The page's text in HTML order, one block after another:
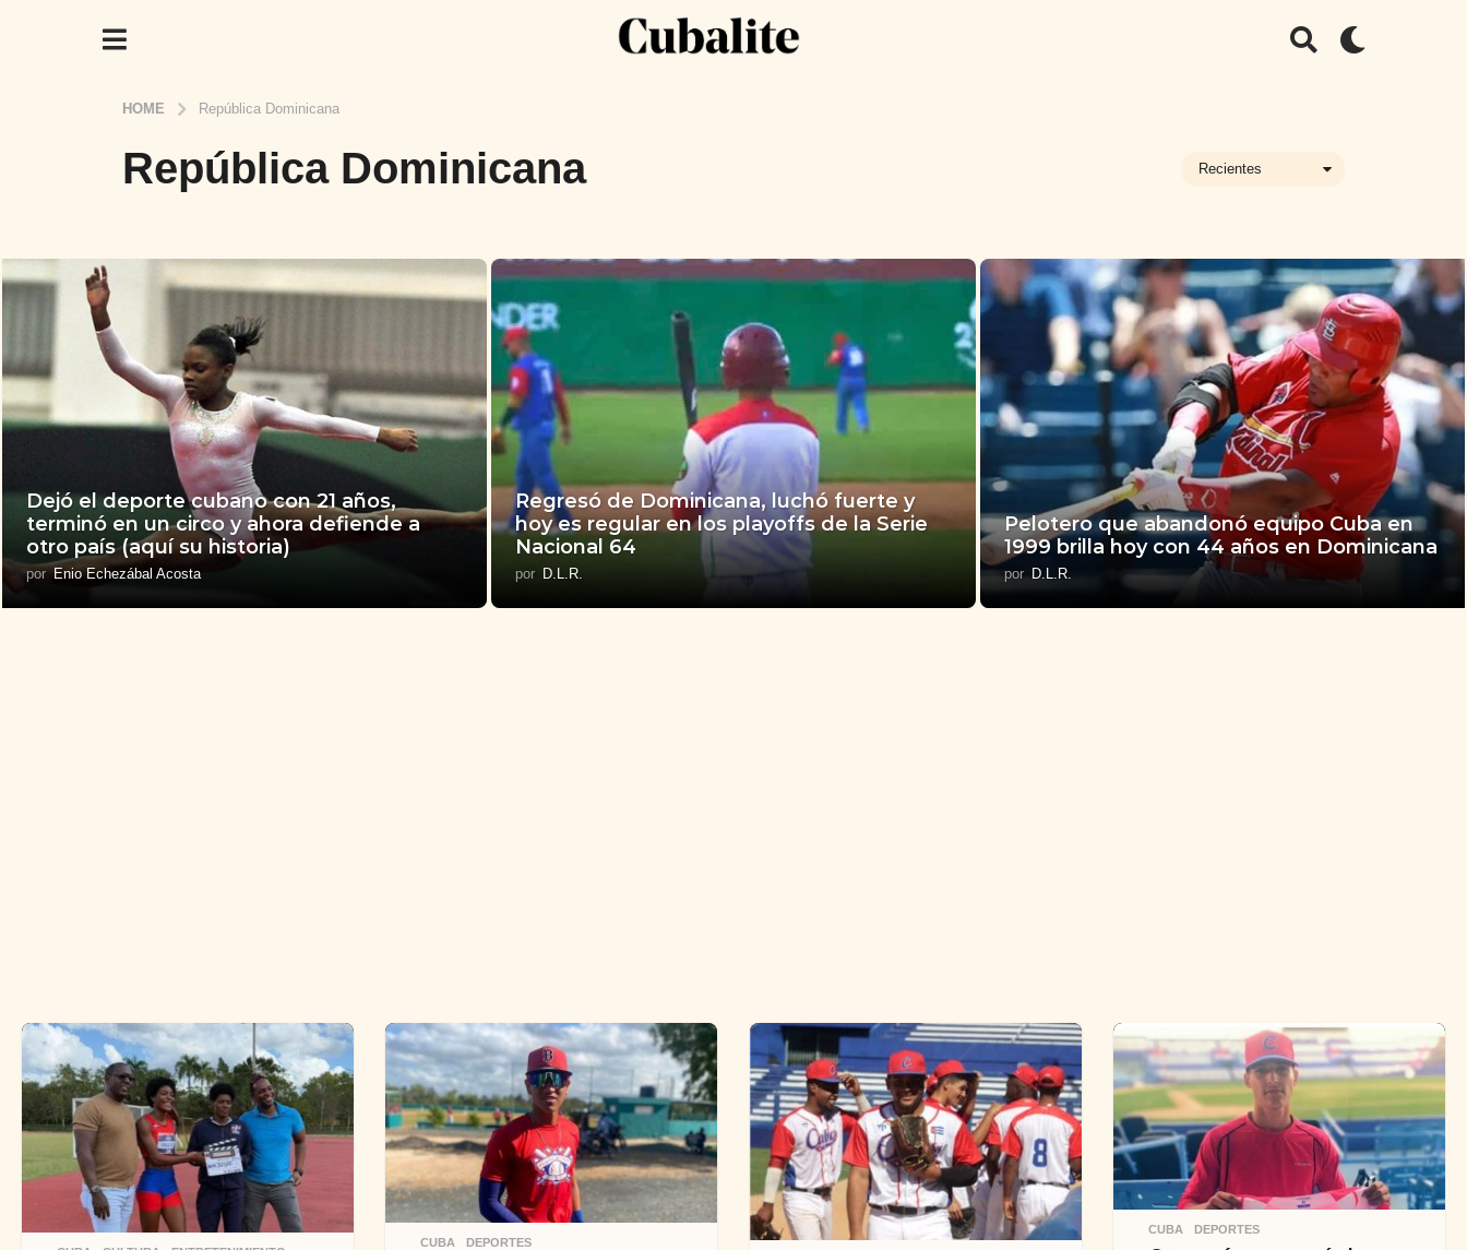
HOME República Dominicana
República Dominicana Recientes
Dejó el deporte cubano con 21 años,
terminó en un circo y ahora defiende a
otro país (aquí su historia)
por Enio Echezábal Acosta
Regresó de Dominicana, luchó fuerte y
hoy es regular en los playoffs de la Serie
Nacional 64
por D.L.R.
Pelotero que abandonó equipo Cuba en
1999 brilla hoy con 44 años en Dominicana
por D.L.R.
CUBA ,DEPORTES
CUBA ,DEPORTES